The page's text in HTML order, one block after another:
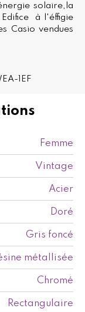
Femme
Vintage
Acier
Doré
Gris foncé
métallisée
Chromé
Rectangulaire
solaire,la
à l'éffigie
Casio vendues
1EF